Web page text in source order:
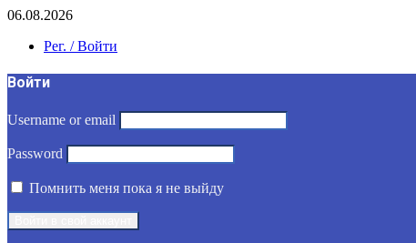
06.08.2026
Рег. / Войти
Войти
Username or email
Password
Помнить меня пока я не выйду